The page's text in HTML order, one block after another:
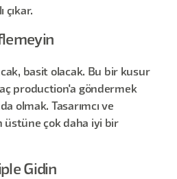
çıkar.
basit olacak. Bu bir kusur
production'a göndermek
olmak. Tasarımcı ve
üstüne çok daha iyi bir
Gidin